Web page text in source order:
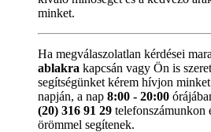
minket.
Ha megválaszolatlan kérdései
ablakra kapcsán vagy Ön is
segítségünket kérem hívjon
napján, a nap 8:00 - 20:00
(20) 316 91 29 telefonszámunkon
örömmel segítenek.